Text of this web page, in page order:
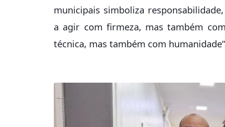
municipais simboliza
a agir com firmeza, mas também
técnica, mas também com